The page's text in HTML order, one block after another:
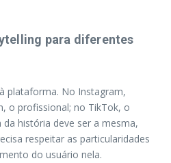
para diferentes
plataforma. No Instagram,
o profissional; no TikTok, o
história deve ser a mesma,
respeitar as particularidades
do usuário nela.